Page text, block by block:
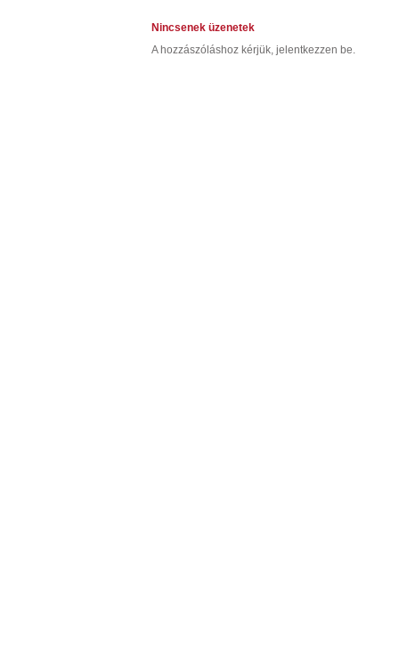
Nincsenek üzenetek
A hozzászóláshoz kérjük, jelentkezzen be.